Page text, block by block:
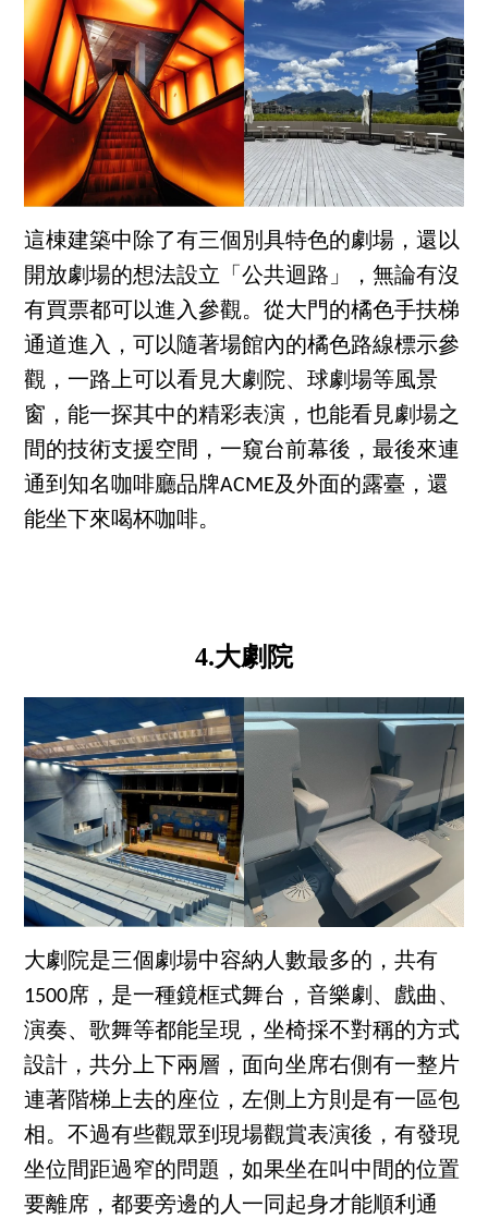
這棟建築中除了有三個別具特色的劇場，還以
開放劇場的想法設立「公共迴路」，無論有沒
有買票都可以進入參觀。從大門的橘色手扶梯
通道進入，可以隨著場館內的橘色路線標示參
觀，一路上可以看見大劇院、球劇場等風景
窗，能一探其中的精彩表演，也能看見劇場之
間的技術支援空間，一窺台前幕後，最後來連
通到知名咖啡廳品牌ACME及外面的露臺，還
能坐下來喝杯咖啡。
4.大劇院
大劇院是三個劇場中容納人數最多的，共有
1500席，是一種鏡框式舞台，音樂劇、戲曲、
演奏、歌舞等都能呈現，坐椅採不對稱的方式
設計，共分上下兩層，面向坐席右側有一整片
連著階梯上去的座位，左側上方則是有一區包
相。不過有些觀眾到現場觀賞表演後，有發現
坐位間距過窄的問題，如果坐在叫中間的位置
要離席，都要旁邊的人一同起身才能順利通